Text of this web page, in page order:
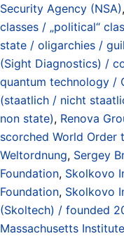
Security Agency (NSA),
classes / „political“
state / oligarchies /
(Sight Diagnostics) /
quantum technology /
(staatlich / nicht
non state), Renova
scorched World
Weltordnung, Sergey
Foundation, Skolkovo
Foundation, Skolkovo
(Skoltech) / founded
Massachusetts